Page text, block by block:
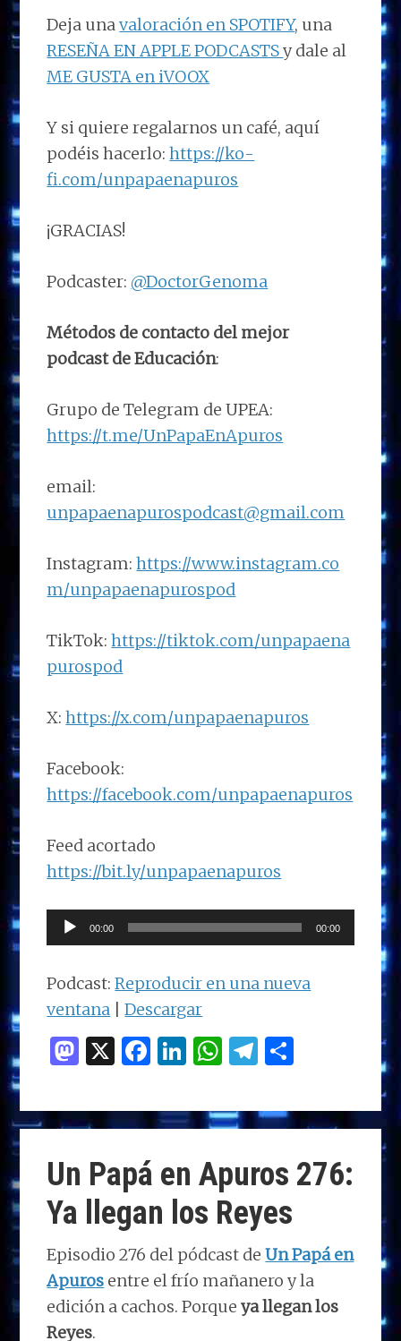
Deja unavaloración en SPOTIFY, una
RESEÑA EN APPLE PODCASTSy dale al
ME GUSTA en iVOOX
Y si quiere regalarnos un café, aquí
podéis hacerlo:https://ko-
fi.com/unpapaenapuros
¡GRACIAS!
Podcaster: @DoctorGenoma
Métodos de contacto del mejor
podcast de Educación:
Grupo de Telegram de UPEA:
https://t.me/UnPapaEnApuros
email:
unpapaenapurospodcast@gmail.com
Instagram:https://www.instagram.co
m/unpapaenapurospod
TikTok:https://tiktok.com/unpapaena
purospod
X:https://x.com/unpapaenapuros
Facebook:
https://facebook.com/unpapaenapuros
Feed acortado
https://bit.ly/unpapaenapuros
Reproductor
de
audio
00:00 00:00
Podcast:Reproducir en una nueva
ventana |Descargar
M
to
d
o
n
X F
ce
b
o
o
k
Li
k
e
dI
n
W
at
s
A
p
p
T
e
g
ra
m
m
p
ar
ti
Un Papá en Apuros 276:
Ya llegan los Reyes
Episodio 276 del pódcast deUn Papá en
Apuros entre el frío mañanero y la
edición a cachos. Porque ya llegan los
Reyes.